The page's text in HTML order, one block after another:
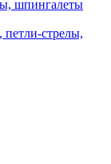
шпингалеты
стрелы,